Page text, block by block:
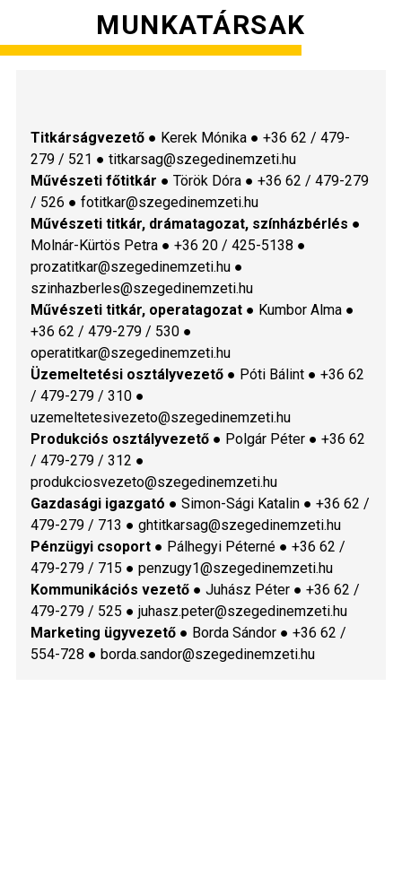
MUNKATÁRSAK
Titkárságvezető● Kerek Mónika ● +36 62 / 479-
279 / 521 ● titkarsag@szegedinemzeti.hu
Művészeti főtitkár ● Török Dóra ● +36 62 / 479-279
/ 526 ● fotitkar@szegedinemzeti.hu
Művészeti titkár, drámatagozat, színházbérlés ●
Molnár-Kürtös Petra ● +36 20 / 425-5138 ●
prozatitkar@szegedinemzeti.hu ●
szinhazberles@szegedinemzeti.hu
Művészeti titkár, operatagozat● Kumbor Alma ●
+36 62 / 479-279 / 530 ●
operatitkar@szegedinemzeti.hu
Üzemeltetési osztályvezető● Póti Bálint ● +36 62
/ 479-279 / 310 ●
uzemeltetesivezeto@szegedinemzeti.hu
Produkciós osztályvezető● Polgár Péter ● +36 62
/ 479-279 / 312 ●
produkciosvezeto@szegedinemzeti.hu
Gazdasági igazgató ● Simon-Sági Katalin ● +36 62 /
479-279 / 713 ● ghtitkarsag@szegedinemzeti.hu
Pénzügyi csoport● Pálhegyi Péterné ● +36 62 /
479-279 / 715 ● penzugy1@szegedinemzeti.hu
Kommunikációs vezető● Juhász Péter ● +36 62 /
479-279 / 525 ● juhasz.peter@szegedinemzeti.hu
Marketing ügyvezető● Borda Sándor ● +36 62 /
554-728 ● borda.sandor@szegedinemzeti.hu